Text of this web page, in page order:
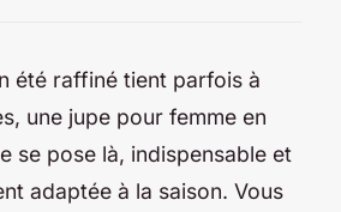
été raffiné tient parfois à
une jupe pour femme en
se pose là, indispensable et
adaptée à la saison. Vous